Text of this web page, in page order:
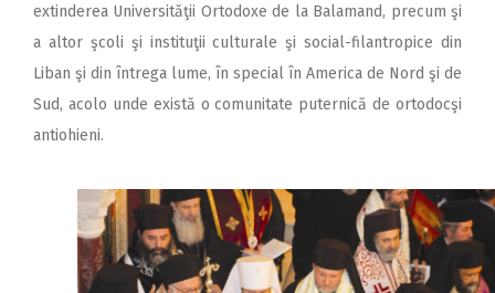
extinderea Universităţii Ortodoxe de la Balamand, precum şi
a altor şcoli şi instituţii culturale şi social-filantropice din
Liban şi din întrega lume, în special în America de Nord şi de
Sud, acolo unde există o comunitate puternică de ortodocşi
antiohieni.